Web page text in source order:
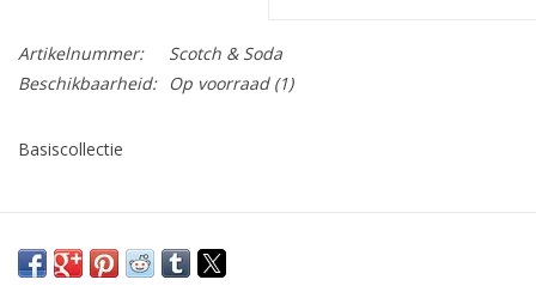
Artikelnummer:
Scotch & Soda
Beschikbaarheid:
Op voorraad(1)
Basiscollectie